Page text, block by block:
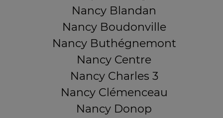
Nancy Blandan
Nancy Boudonville
Nancy Buthégnemont
Nancy Centre
Nancy Charles 3
Nancy Clémenceau
Nancy Donop